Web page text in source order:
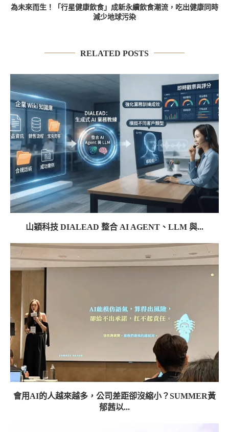
為未來而生！「行星健康飲食」成新永續飲食潮流，吃出健康同時
減少地球污染
RELATED POSTS
山穎科技 DIALEAD 整合 AI AGENT、LLM 與...
會用AI的人越來越多，公司差距卻沒縮小？SUMMER黃
郁茜以...